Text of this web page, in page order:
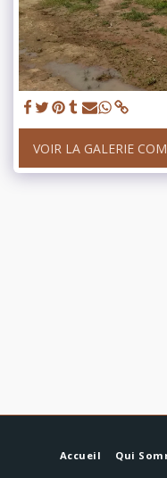
VOIR LA GALERIE
Accueil Qui